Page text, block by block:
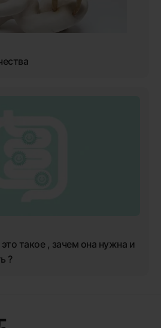
такое , зачем она нужна и
?